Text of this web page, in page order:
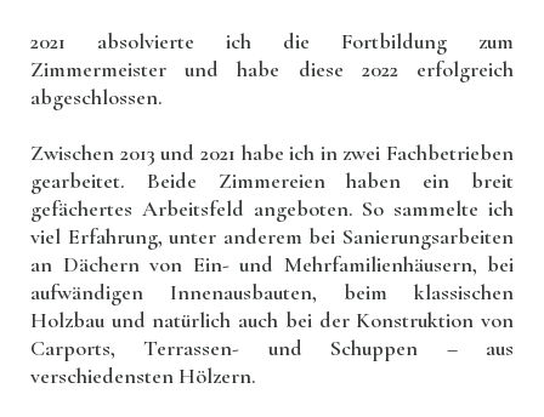
2021 absolvierte ich die Fortbildung zum
Zimmermeister und habe diese 2022 erfolgreich
abgeschlossen.
Zwischen 2013 und 2021 habe ich in zwei Fachbetrieben
gearbeitet. Beide Zimmereien haben ein breit
gefächertes Arbeitsfeld angeboten. So sammelte ich
viel Erfahrung, unter anderem bei Sanierungsarbeiten
an Dächern von Ein- und Mehrfamilienhäusern, bei
aufwändigen Innenausbauten, beim klassischen
Holzbau und natürlich auch bei der Konstruktion von
Carports, Terrassen- und Schuppen – aus
verschiedensten Hölzern.